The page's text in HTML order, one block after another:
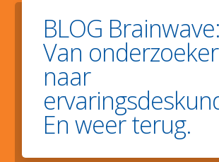
BLOG Brainwave:
Van onderzoeker
naar
En weer terug.